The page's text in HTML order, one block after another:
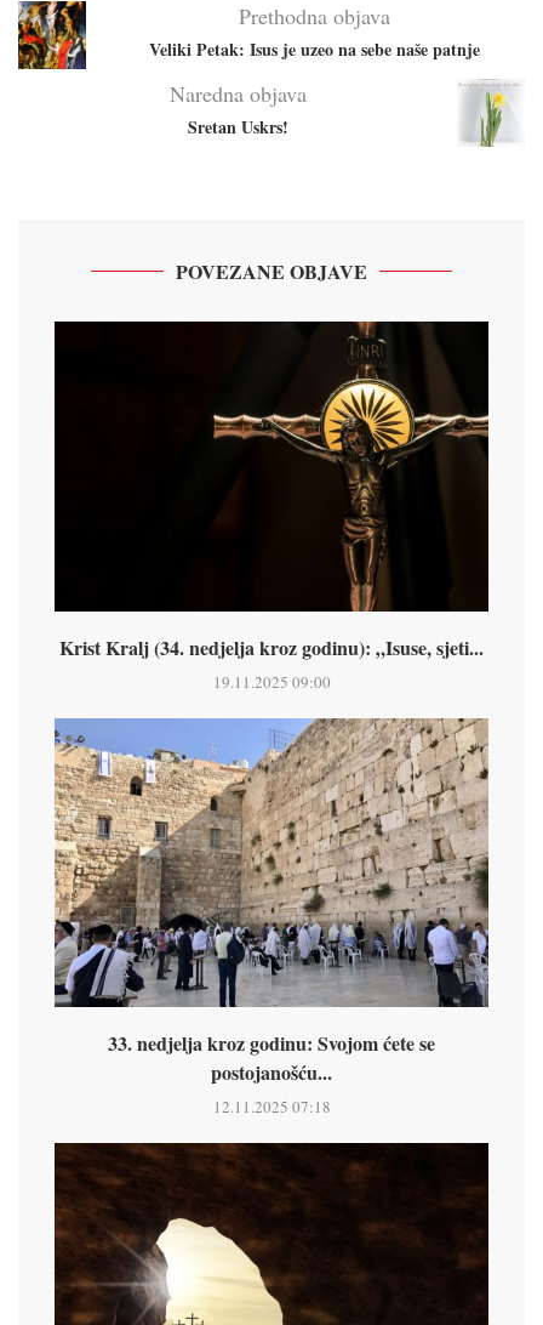
Prethodna objava
Veliki Petak: Isus je uzeo na sebe naše patnje
Naredna objava
Sretan Uskrs!
POVEZANE OBJAVE
Krist Kralj (34. nedjelja kroz godinu): „Isuse, sjeti...
19.11.2025 09:00
33. nedjelja kroz godinu: Svojom ćete se
postojanošću...
12.11.2025 07:18